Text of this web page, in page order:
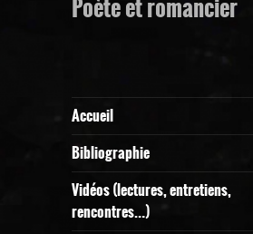
Poète et romancier
Accueil
Bibliographie
Vidéos (lectures, entretiens,
rencontres…)